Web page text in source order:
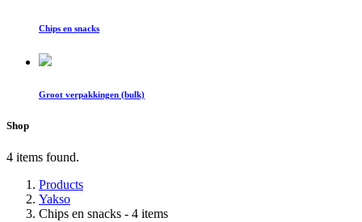
Chips en snacks
Groot verpakkingen (bulk)
Shop
4 items found.
Products
Yakso
Chips en snacks - 4 items